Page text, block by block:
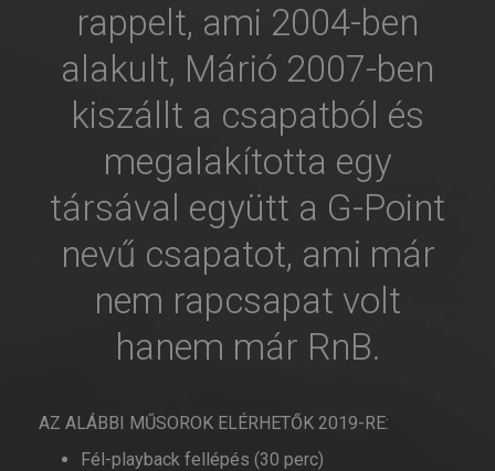
rappelt, ami 2004-ben
alakult, Márió 2007-ben
kiszállt a csapatból és
megalakította egy
társával együtt a G-Point
nevű csapatot, ami már
nem rapcsapat volt
hanem már RnB.
AZ ALÁBBI MŰSOROK ELÉRHETŐK 2019-RE:
Fél-playback fellépés (30 perc)